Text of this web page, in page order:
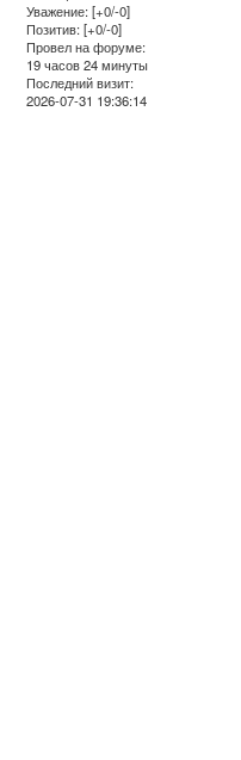
Уважение: [+0/-0]
Позитив: [+0/-0]
Провел на форуме:
19 часов 24 минуты
Последний визит:
2026-07-31 19:36:14